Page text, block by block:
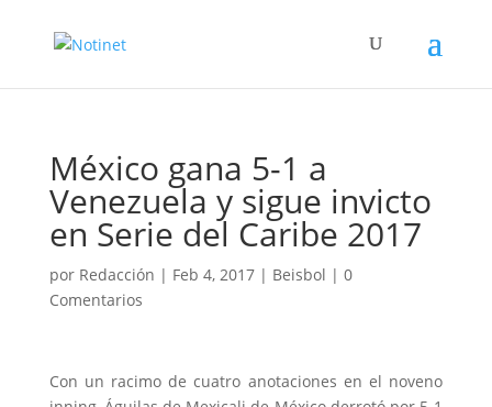
México gana 5-1 a
Venezuela y sigue invicto
en Serie del Caribe 2017
por Redacción | Feb 4, 2017| Beisbol | 0
Comentarios
Con un racimo de cuatro anotaciones en el noveno